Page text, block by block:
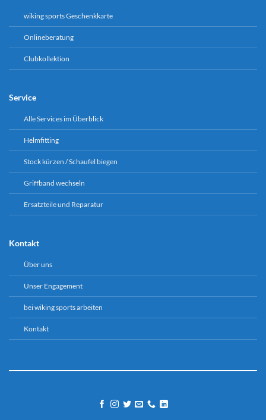
wiking sports Geschenkkarte
Onlineberatung
Clubkollektion
Service
Alle Services im Überblick
Helmfitting
Stock kürzen / Schaufel biegen
Griffband wechseln
Ersatzteile und Reparatur
Kontakt
Über uns
Unser Engagement
bei wiking sports arbeiten
Kontakt